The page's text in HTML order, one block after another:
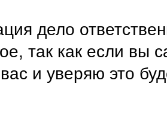
дело
так как если вы
и уверяю это